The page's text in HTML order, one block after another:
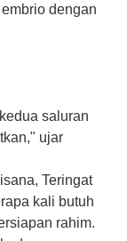
dengan
saluran
ujar
Teringat
kali butuh
rahim.